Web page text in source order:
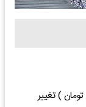
) تغییر